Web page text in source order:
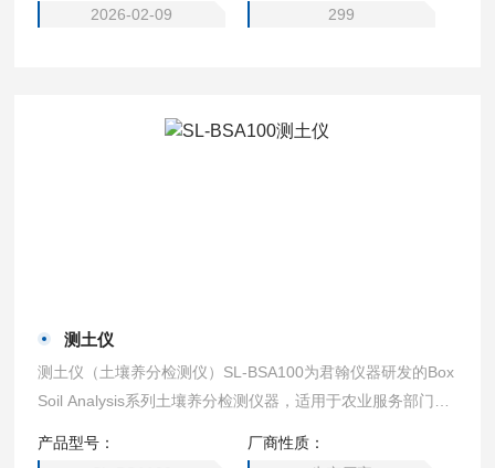
2026-02-09
299
测土仪
测土仪（土壤养分检测仪）SL-BSA100为君翰仪器研发的Box
Soil Analysis系列土壤养分检测仪器，适用于农业服务部门、
产品型号：
厂商性质：